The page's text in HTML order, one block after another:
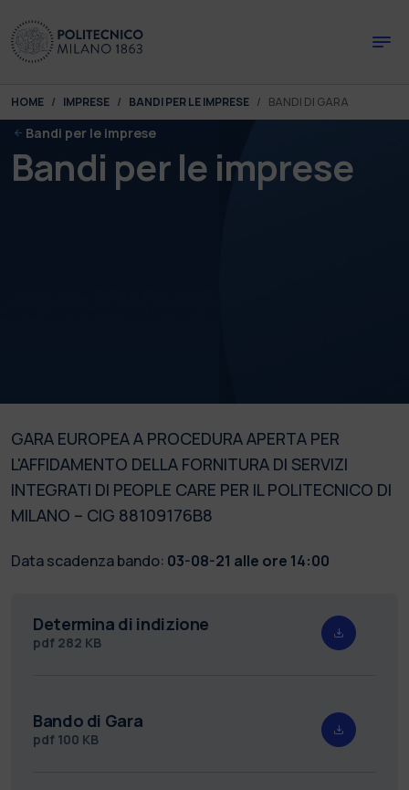
You are here:
HOME IMPRESE BANDI PER LE IMPRESE BANDI DI GARA
Bandi per le imprese
Bandi per le imprese
GARA EUROPEA A PROCEDURA APERTA PER
L'AFFIDAMENTO DELLA FORNITURA DI SERVIZI
INTEGRATI DI PEOPLE CARE PER IL POLITECNICO DI
MILANO – CIG 88109176B8
Data scadenza bando: 03-08-21 alle ore 14:00
Determina di indizione
pdf 282 KB
Bando di Gara
pdf 100 KB